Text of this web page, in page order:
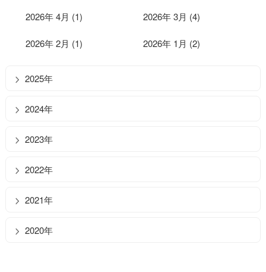
2026年 4月 (1) 2026年 3月 (4)
2026年 2月 (1) 2026年 1月 (2)
2025年
2024年
2023年
2022年
2021年
2020年